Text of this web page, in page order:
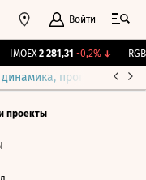
Войти
IMOEX 2 281,31 -0,2%↓
прогнозы
проекты